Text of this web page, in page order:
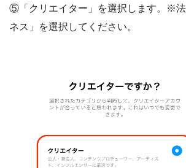
⑤「クリエイター」を選択します。※
ネス」を選択してください。